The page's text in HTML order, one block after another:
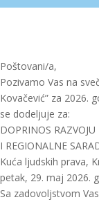
Poštovani/a,
Pozivamo Vas na
Kovačević” za 2026.
se dodeljuje za:
DOPRINOS
I REGIONALNE
Kuća ljudskih prava,
petak, 29. maj 2026.
Sa zadovoljstvom